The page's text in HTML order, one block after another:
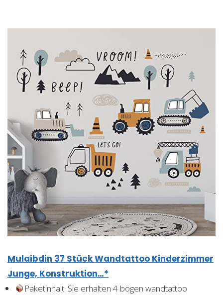
Mulaibdin 37 Stück Wandtattoo Kinderzimmer
Junge, Konstruktion…*
Paketinhalt: Sie erhalten 4 bögen wandtattoo